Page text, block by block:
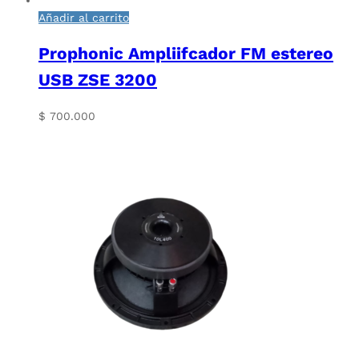
Añadir al carrito
Prophonic Ampliifcador FM estereo
USB ZSE 3200
$ 700.000